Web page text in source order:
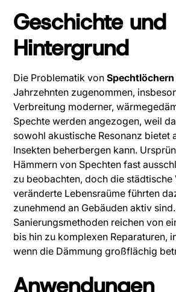
Geschichte und
Hintergrund
Die Problematik vonSpechtlöchern
Jahrzehnten zugenommen,
Verbreitung moderner,
Spechte werden angezogen, weil
sowohl akustische Resonanz bietet
Insekten beherbergen kann.
Hämmern von Spechten fast
zu beobachten, doch die städtische
veränderte Lebensraüme führten
zunehmend an Gebäuden aktiv
Sanierungsmethoden reichen von
bis hin zu komplexen Reparaturen,
wenn die Dämmung großflächig
Anwendungen